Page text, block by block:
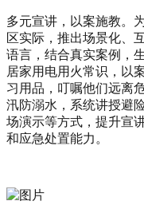
多元宣讲，以案施教。
区实际，推出场景化、
语言，结合真实案例，
居家用电用火常识，以
习用品，叮嘱他们远离
汛防溺水，系统讲授避
场演示等方式，提升宣
和应急处置能力。